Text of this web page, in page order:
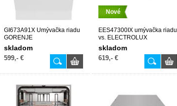
GI673A91X Umývačka riadu
GORENJE
skladom
599,- €
Nové
EES47300IX umývačka riadu
vs. ELECTROLUX
skladom
619,- €